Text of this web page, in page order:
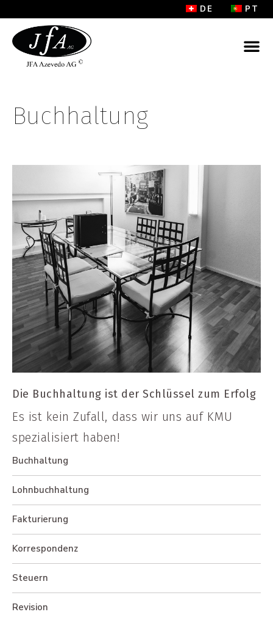
DE PT
Buchhaltung
Die Buchhaltung ist der Schlüssel zum Erfolg
Es ist kein Zufall, dass wir uns auf KMU
spezialisiert haben!
Buchhaltung
Lohnbuchhaltung
Fakturierung
Korrespondenz
Steuern
Revision